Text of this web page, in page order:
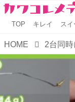
TOP キレイ スイ
HOME